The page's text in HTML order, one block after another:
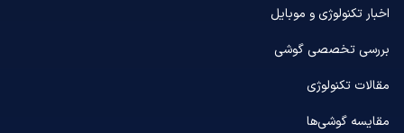
اخبار تکنولوژی و موبایل
بررسی تخصصی گوشی
مقالات تکنولوژی
مقایسه گوشی‌ها